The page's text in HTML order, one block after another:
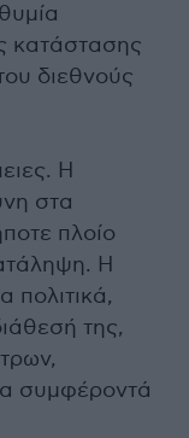
κατάστασης
διεθνούς
Η
στα
πλοίο
Η
πολιτικά,
της,
συμφέροντά